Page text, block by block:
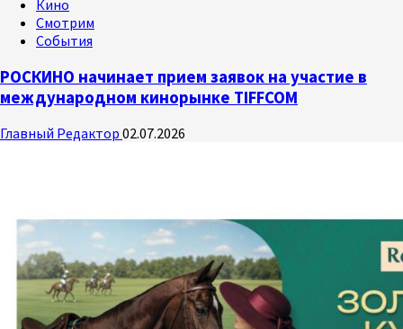
Кино
Смотрим
События
РОСКИНО начинает прием заявок на участие в
международном кинорынке TIFFCOM
Главный Редактор 02.07.2026